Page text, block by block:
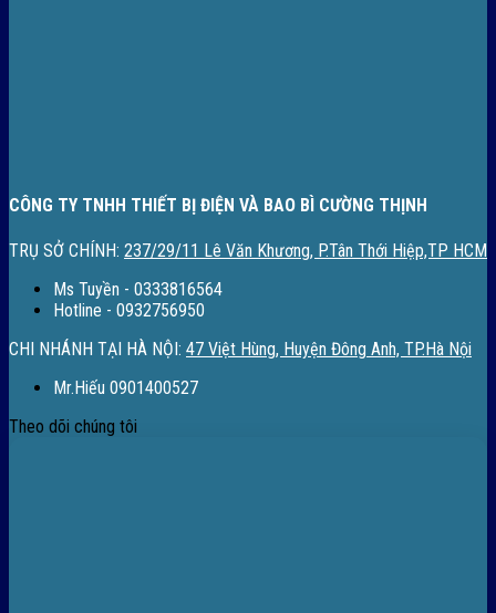
CÔNG TY TNHH THIẾT BỊ ĐIỆN VÀ BAO BÌ CƯỜNG THỊNH
TRỤ SỞ CHÍNH: 237/29/11 Lê Văn Khương, P.Tân Thới Hiệp,TP HCM
Ms Tuyền - 0333816564
Hotline - 0932756950
CHI NHÁNH TẠI HÀ NỘI: 47 Việt Hùng, Huyện Đông Anh, TP.Hà Nội
Mr.Hiếu 0901400527
Theo dõi chúng tôi